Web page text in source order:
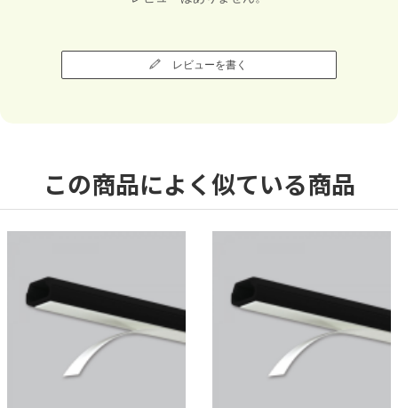
レビューを書く
この商品によく似ている商品